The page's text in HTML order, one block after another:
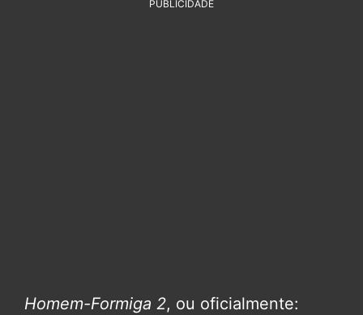
PUBLICIDADE
Homem-Formiga 2, ou oficialmente: